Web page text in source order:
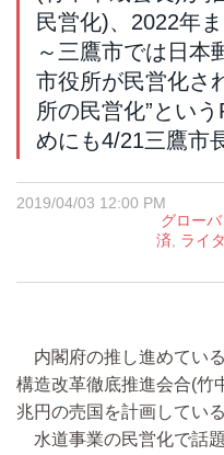
民営化)、2022年
～三鷹市では日本
市役所が民営化さ
所の民営化”とい
めにも4/21三鷹市
2019/04/03 12:00 PM
グロー
済
ライ
内閣府の推し進めてい
構造改革徹底推進会合(竹
兆円の売国を計画してい
水道事業の民営化で話